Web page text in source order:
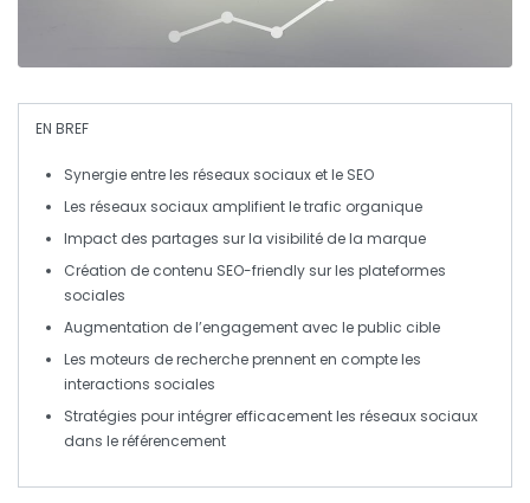
EN BREF
Synergie entre les réseaux sociaux et le SEO
Les réseaux sociaux amplifient letrafic organique
Impact des partages sur la visibilité de la marque
Création de contenu SEO-friendly sur les plateformes
sociales
Augmentation de l’engagement avec le public cible
Les moteurs de rechercheprennent en compte les
interactions sociales
Stratégies pour intégrer efficacement les réseaux sociaux
dans leréférencement